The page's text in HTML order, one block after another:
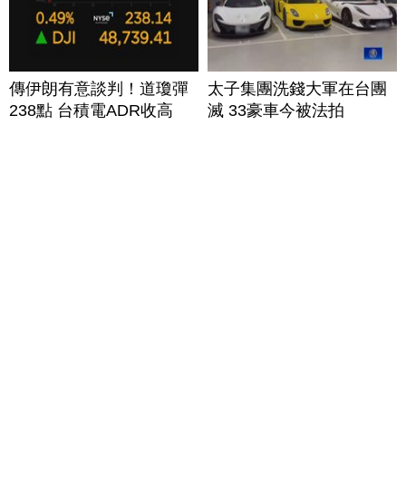
傳伊朗有意談判！道瓊彈
238點 台積電ADR收高
太子集團洗錢大軍在台團
滅 33豪車今被法拍